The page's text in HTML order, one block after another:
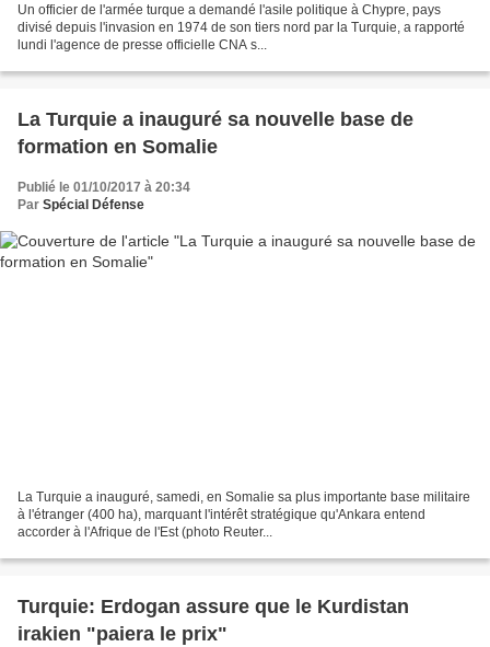
Un officier de l'armée turque a demandé l'asile politique à Chypre, pays
divisé depuis l'invasion en 1974 de son tiers nord par la Turquie, a rapporté
lundi l'agence de presse officielle CNA s...
La Turquie a inauguré sa nouvelle base de
formation en Somalie
Publié le 01/10/2017 à 20:34
Par Spécial Défense
La Turquie a inauguré, samedi, en Somalie sa plus importante base militaire
à l'étranger (400 ha), marquant l'intérêt stratégique qu'Ankara entend
accorder à l'Afrique de l'Est (photo Reuter...
Turquie: Erdogan assure que le Kurdistan
irakien "paiera le prix"